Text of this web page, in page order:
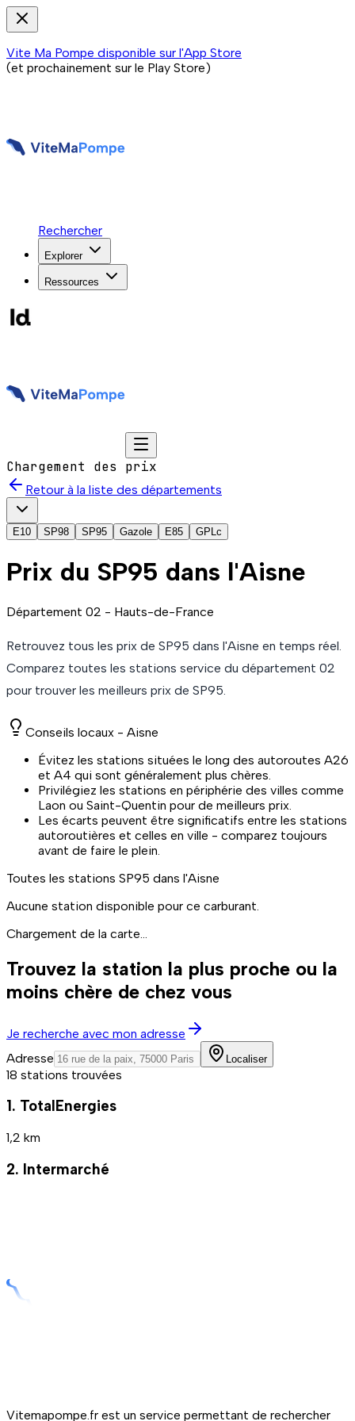
Vite Ma Pompe disponible sur l'App Store
(et prochainement sur le Play Store)
Rechercher
Explorer
Ressources
Chargement des prix
Retour à la liste des départements
E10 SP98 SP95 Gazole E85 GPLc
Prix du SP95 dans l'Aisne
Département 02 - Hauts-de-France
Retrouvez tous les prix de SP95 dans l'Aisne en temps réel.
Comparez toutes les stations service du département 02
pour trouver les meilleurs prix de SP95.
Conseils locaux - Aisne
Évitez les stations situées le long des autoroutes A26
et A4 qui sont généralement plus chères.
Privilégiez les stations en périphérie des villes comme
Laon ou Saint-Quentin pour de meilleurs prix.
Les écarts peuvent être significatifs entre les stations
autoroutières et celles en ville - comparez toujours
avant de faire le plein.
Toutes les stations SP95 dans l'Aisne
Aucune station disponible pour ce carburant.
Chargement de la carte...
Trouvez la station la plus proche ou la
moins chère de chez vous
Je recherche avec mon adresse
Adresse
Localiser
18 stations trouvées
1. TotalEnergies
1,2 km
2. Intermarché
Vitemapompe.fr est un service permettant de rechercher